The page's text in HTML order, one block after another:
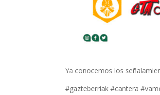
Ya conocemos los
#gazteberriak #cantera